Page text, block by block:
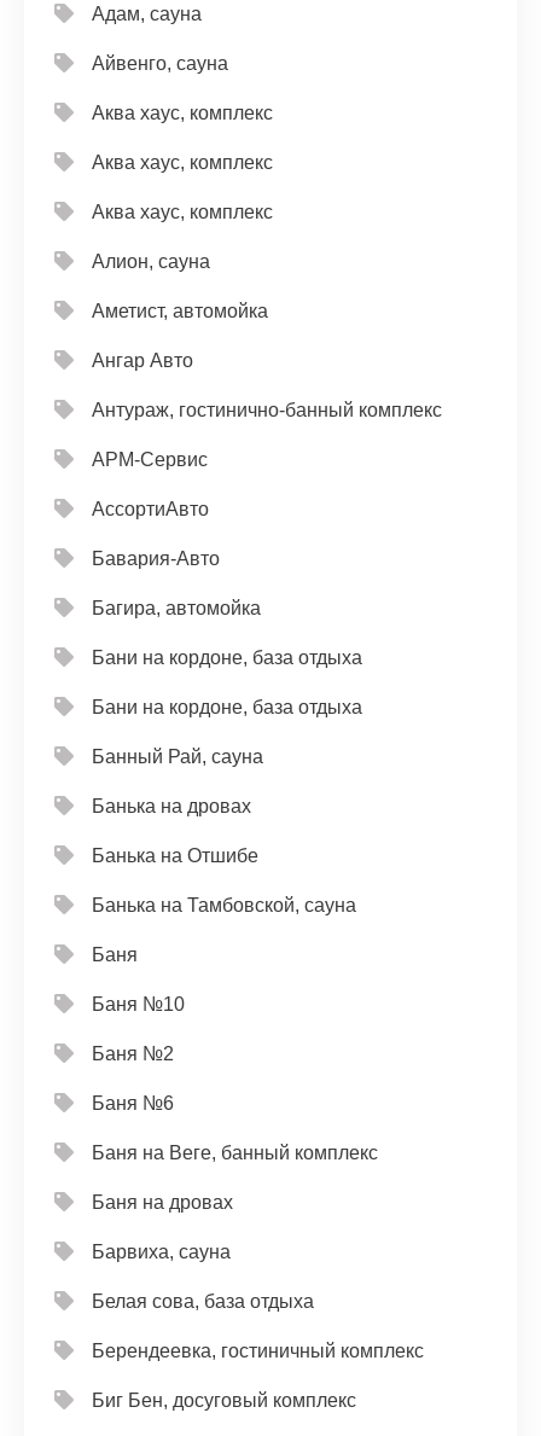
Адам, сауна
Айвенго, сауна
Аква хаус, комплекс
Аква хаус, комплекс
Аква хаус, комплекс
Алион, сауна
Аметист, автомойка
Ангар Авто
Антураж, гостинично-банный комплекс
АРМ-Сервис
АссортиАвто
Бавария-Авто
Багира, автомойка
Бани на кордоне, база отдыха
Бани на кордоне, база отдыха
Банный Рай, сауна
Банька на дровах
Банька на Отшибе
Банька на Тамбовской, сауна
Баня
Баня №10
Баня №2
Баня №6
Баня на Веге, банный комплекс
Баня на дровах
Барвиха, сауна
Белая сова, база отдыха
Берендеевка, гостиничный комплекс
Биг Бен, досуговый комплекс